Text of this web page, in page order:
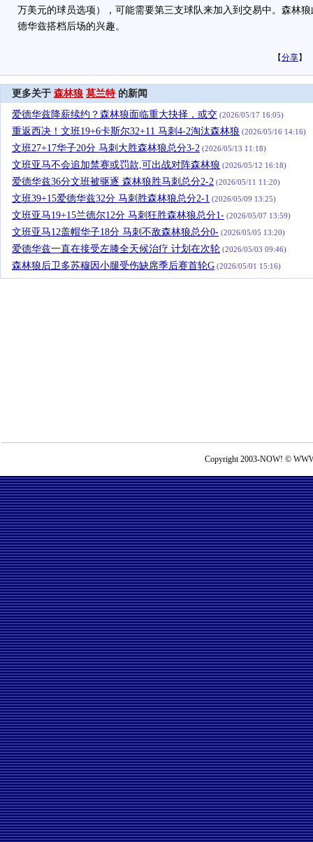
万美元的球员选项），可能需要第三支球队来加入到交易中。森林
德华兹搭档后场的兴趣。
【分享】
更多关于 森林狼 莫兰特的新闻
爱德华兹降薪续约？森林狼面临重大抉择，或交 (2026/05/17 16:05)
重返西决！文班19+6卡斯尔32+11 马刺4-2淘汰森林狼 (2026/05/16 14:16)
文班27+17华子20分 马刺大胜森林狼总分3-2 (2026/05/13 11:18)
文班亚马不会追加禁赛或罚款,可出战对阵森林狼 (2026/05/12 16:18)
爱德华兹36分文班被驱逐 森林狼胜马刺总分2-2 (2026/05/11 11:20)
文班39+15爱德华兹32分 马刺胜森林狼总分2-1 (2026/05/09 13:25)
文班亚马19+15兰德尔12分 马刺狂胜森林狼总分1- (2026/05/07 13:59)
文班亚马12盖帽华子18分 马刺不敌森林狼总分0- (2026/05/05 13:20)
爱德华兹一直在接受左膝全天候治疗 计划在次轮 (2026/05/03 09:46)
森林狼后卫多苏穆因小腿受伤缺席季后赛首轮G (2026/05/01 15:16)
Copyright 2003-NOW! ©